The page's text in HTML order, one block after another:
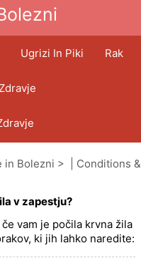
Ugrizi In Piki Rak
in Bolezni > | Conditions &
v zapestju?
vam je počila krvna žila
ki jih lahko naredite: